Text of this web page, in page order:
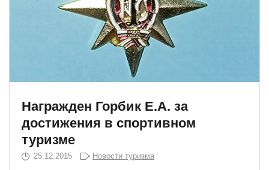
Награжден Горбик Е.А. за
достижения в спортивном
туризме
25.12.2015 Новости туризма